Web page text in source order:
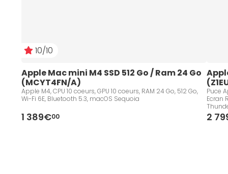
10/10
Apple Mac mini M4 SSD 512 Go / Ram 24 Go
(MCYT4FN/A)
Apple M4, CPU 10 coeurs, GPU 10 coeurs, RAM 24 Go, 512 Go,
Wi-Fi 6E, Bluetooth 5.3, macOS Sequoia
1 389€00
Puce
Ecran
2